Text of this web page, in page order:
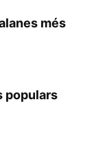
més
populars